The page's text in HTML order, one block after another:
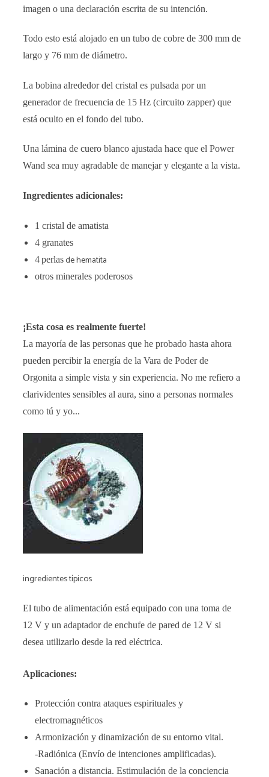
imagen o una declaración escrita de su intención.
Todo esto está alojado en un tubo de cobre de 300 mm de
largo y 76 mm de diámetro.
La bobina alrededor del cristal es pulsada por un
generador de frecuencia de 15 Hz (circuito zapper) que
está oculto en el fondo del tubo.
Una lámina de cuero blanco ajustada hace que el Power
Wand sea muy agradable de manejar y elegante a la vista.
Ingredientes adicionales:
1 cristal de amatista
4 granates
4perlasde hematita
otros minerales poderosos
¡Esta cosa es realmente fuerte!
La mayoría de las personas que he probado hasta ahora
pueden percibir la energía de la Vara de Poder de
Orgonita a simple vista y sin experiencia. No me refiero a
clarividentes sensibles al aura, sino a personas normales
como tú y yo...
ingredientes típicos
El tubo de alimentación está equipado con una toma de
12 V y un adaptador de enchufe de pared de 12 V si
desea utilizarlo desde la red eléctrica.
Aplicaciones:
Protección contra ataques espirituales y
electromagnéticos
Armonización y dinamización de su entorno vital.
-Radiónica (Envío de intenciones amplificadas).
Sanación a distancia. Estimulación de la conciencia